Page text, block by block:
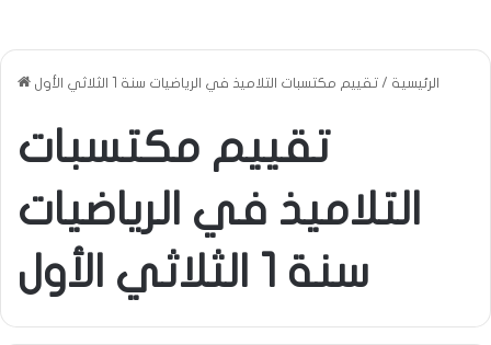
الرئيسية / تقييم مكتسبات التلاميذ في الرياضيات سنة 1 الثلاثي الأول
تقييم مكتسبات
التلاميذ في الرياضيات
سنة 1 الثلاثي الأول